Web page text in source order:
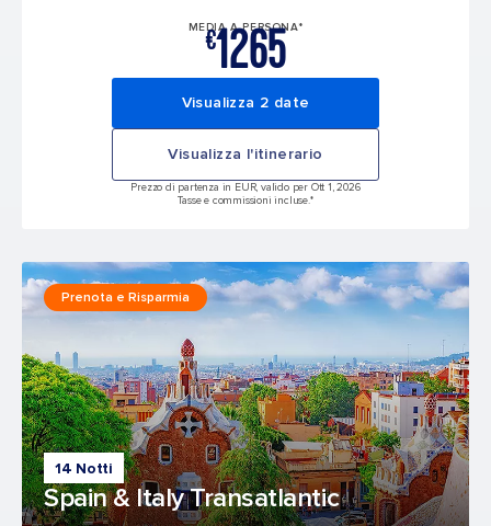
MEDIA A PERSONA*
€1265
Visualizza 2 date
Visualizza l'itinerario
Prezzo di partenza in EUR, valido per Ott 1, 2026
Tasse e commissioni incluse.*
14 Notti
Spain & Italy Transatlantic
Prenota e Risparmia